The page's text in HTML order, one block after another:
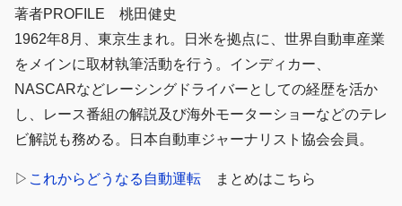
著者PROFILE 桃田健史
1962年8月、東京生まれ。日米を拠点に、世界自動車産業
をメインに取材執筆活動を行う。インディカー、
NASCARなどレーシングドライバーとしての経歴を活か
し、レース番組の解説及び海外モーターショーなどのテレ
ビ解説も務める。日本自動車ジャーナリスト協会会員。
▷ これからどうなる自動運転 まとめはこちら